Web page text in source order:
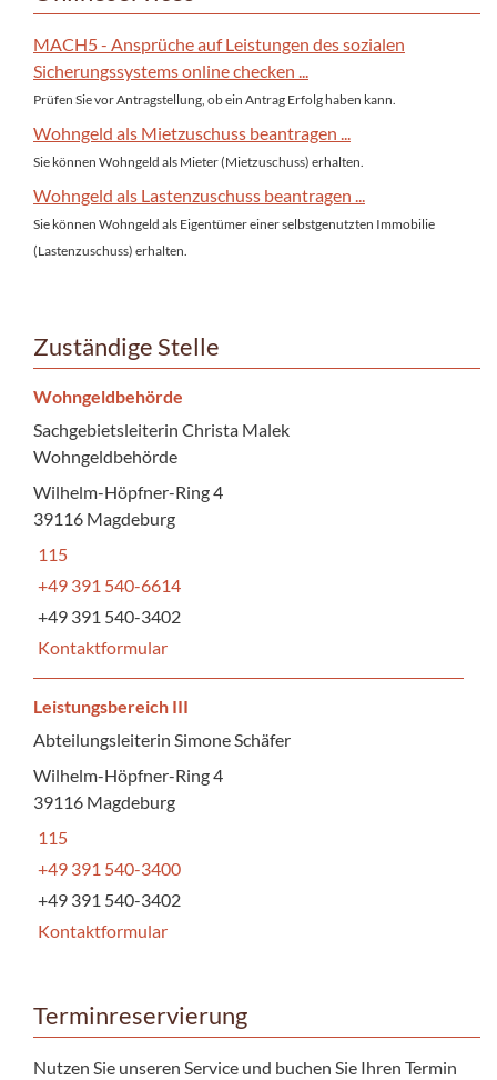
MACH5 - Ansprüche auf Leistungen des sozialen
Sicherungssystems online checken ...
Prüfen Sie vor Antragstellung, ob ein Antrag Erfolg haben kann.
Wohngeld als Mietzuschuss beantragen ...
Sie können Wohngeld als Mieter (Mietzuschuss) erhalten.
Wohngeld als Lastenzuschuss beantragen ...
Sie können Wohngeld als Eigentümer einer selbstgenutzten Immobilie
(Lastenzuschuss) erhalten.
Zuständige Stelle
Wohngeldbehörde
Sachgebietsleiterin Christa Malek
Wohngeldbehörde
Wilhelm-Höpfner-Ring 4
39116 Magdeburg
115
+49 391 540-6614
+49 391 540-3402
Kontaktformular
Leistungsbereich III
Abteilungsleiterin Simone Schäfer
Wilhelm-Höpfner-Ring 4
39116 Magdeburg
115
+49 391 540-3400
+49 391 540-3402
Kontaktformular
Terminreservierung
Nutzen Sie unseren Service und buchen Sie Ihren Termin